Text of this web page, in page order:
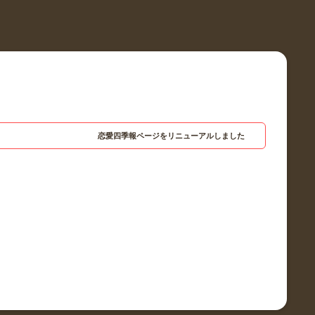
恋愛四季報ページをリニューアルしました